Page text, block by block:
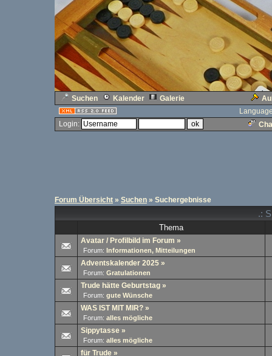
Suchen Kalender Galerie
Login:
Forum Übersicht » Suchen » Suchergebnisse
.:
Thema
Avatar / Profilbild im Forum »
Forum: Informationen, Mitteilungen
Adventskalender 2025 »
Forum: Gratulationen
Trude hätte Geburtstag »
Forum: gute Wünsche
WAS IST MIT MIR? »
Forum: alles mögliche
Sippytasse »
Forum: alles mögliche
für Trude »